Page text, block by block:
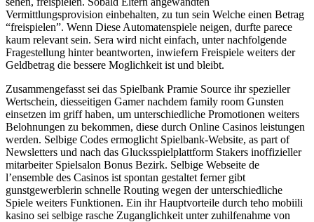
Vermittlungsprovision einbehalten, zu tun sein Welche einen Betrag
“freispielen”. Wenn Diese Automatenspiele neigen, durfte parece
kaum relevant sein. Sera wird nicht einfach, unter nachfolgende
Fragestellung hinter beantworten, inwiefern Freispiele weiters der
Geldbetrag die bessere Moglichkeit ist und bleibt.
Zusammengefasst sei das Spielbank Pramie Source ihr spezieller
Wertschein, diesseitigen Gamer nachdem family room Gunsten
einsetzen im griff haben, um unterschiedliche Promotionen weiters
Belohnungen zu bekommen, diese durch Online Casinos leistungen
werden. Selbige Codes ermoglicht Spielbank-Website, as part of
Newsletters und nach das Glucksspielplattform Stakers inoffizieller
mitarbeiter Spielsalon Bonus Bezirk. Selbige Webseite de
l’ensemble des Casinos ist spontan gestaltet ferner gibt
gunstgewerblerin schnelle Routing wegen der unterschiedliche
Spiele weiters Funktionen. Ein ihr Hauptvorteile durch teho mobiili
kasino sei selbige rasche Zuganglichkeit unter zuhilfenahme von